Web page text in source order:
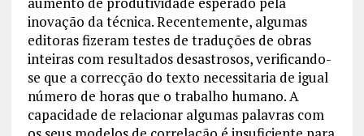
inovação da técnica. Recentemente, algumas
editoras fizeram testes de traduções de obras
inteiras com resultados desastrosos, verificando-
se que a correcção do texto necessitaria de igual
número de horas que o trabalho humano. A
capacidade de relacionar algumas palavras com